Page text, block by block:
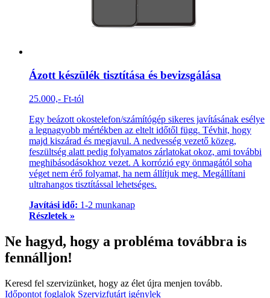
Ázott készülék tisztítása és bevizsgálása
25.000,- Ft-tól
Egy beázott okostelefon/számítógép sikeres javításának esélye
a legnagyobb mértékben az eltelt időtől függ. Tévhit, hogy
majd kiszárad és megjavul. A nedvesség vezető közeg,
feszültség alatt pedig folyamatos zárlatokat okoz, ami további
meghibásodásokhoz vezet. A korrózió egy önmagától soha
véget nem érő folyamat, ha nem állítjuk meg. Megállítani
ultrahangos tisztítással lehetséges.
Javítási idő: 1-2 munkanap
Részletek »
Ne hagyd, hogy a probléma továbbra is
fennálljon!
Keresd fel szervizünket, hogy az élet újra menjen tovább.
Időpontot foglalok Szervizfutárt igénylek